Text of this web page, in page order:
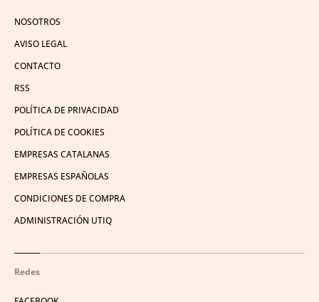
NOSOTROS
AVISO LEGAL
CONTACTO
RSS
POLÍTICA DE PRIVACIDAD
POLÍTICA DE COOKIES
EMPRESAS CATALANAS
EMPRESAS ESPAÑOLAS
CONDICIONES DE COMPRA
ADMINISTRACIÓN UTIQ
Redes